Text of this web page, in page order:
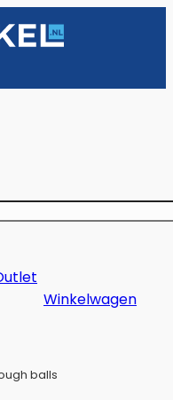
Winkelwagen
balls